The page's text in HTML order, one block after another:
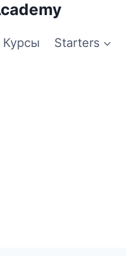
Курсы Starters